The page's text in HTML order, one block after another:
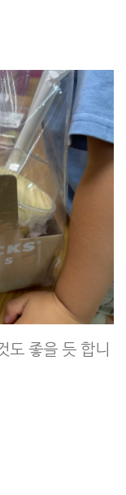
도 좋을 듯 합니